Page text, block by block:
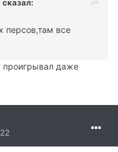
персов,там все
проигрывал даже